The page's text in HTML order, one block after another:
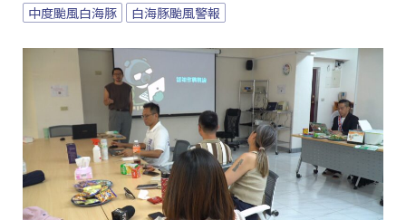
中度颱風白海豚
白海豚颱風警報